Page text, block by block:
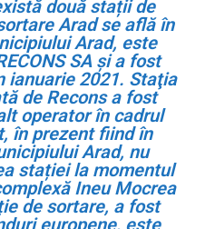
două stații de
Arad se află în
Arad, este
SA și a fost
ianuarie 2021. Staţia
de Recons a fost
operator în cadrul
în prezent fiind în
Arad, nu
stației la momentul
Ineu Mocrea
de sortare, a fost
europene, este